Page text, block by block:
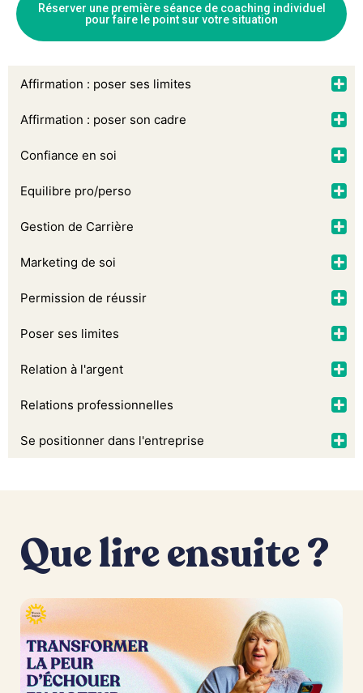
Réserver une première séance de coaching individuel
pour faire le point sur votre situation
Affirmation : poser ses limites
Affirmation : poser son cadre
Confiance en soi
Equilibre pro/perso
Gestion de Carrière
Marketing de soi
Permission de réussir
Poser ses limites
Relation à l'argent
Relations professionnelles
Se positionner dans l'entreprise
Que lire ensuite ?